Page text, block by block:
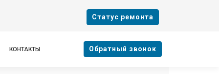
Cтатус ремонта
КОНТАКТЫ Oбратный звонок